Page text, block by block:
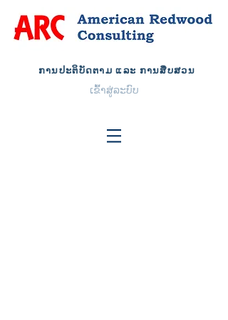
ການປະຕິບັດຕາມ ແລະ ການສືບສວນ
ເຂົ້າ​ສູ່​ລະ​ບົບ